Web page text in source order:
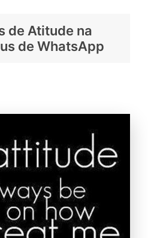
de Atitude na
de WhatsApp